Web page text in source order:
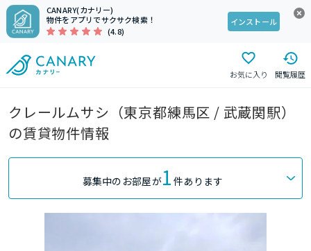
CANARY(カナリー)
物件をアプリでサクサク検索！
(4.8)
インストール
お気に入り 閲覧履歴
クレールムサシ（東京都練馬区 / 武蔵関駅）
の賃貸物件情報
募集中のお部屋が1 件あります